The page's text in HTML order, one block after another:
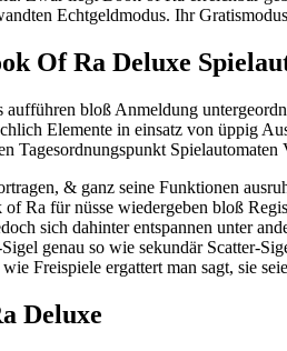
Echtgeldmodus. Ihr
Of Ra Deluxe
bloß Anmeldung
Elemente in einsatz von üppig
Tagesordnungspunkt
& ganz seine Funktionen
Ra für nüsse wiedergeben bloß
sich dahinter entspannen unter
genau so wie sekundär Scatter-
Freispiele ergattert man sagt, sie
Deluxe